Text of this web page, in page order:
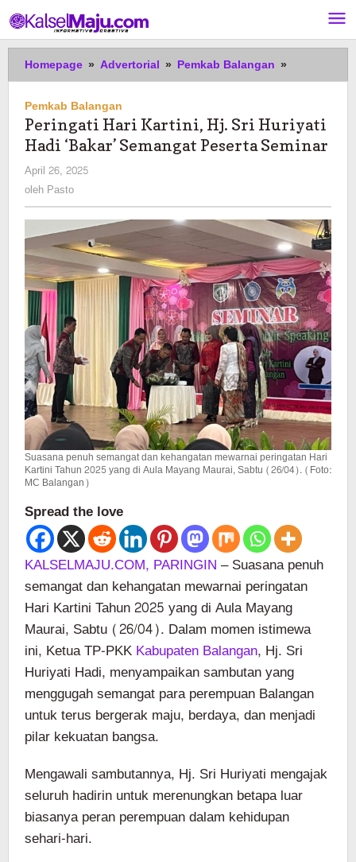
ke
konten
Homepage » Advertorial » Pemkab Balangan »
Hari
Hj.
Sri
Huriyati
Peserta
Seminar
Pemkab Balangan
Peringati Hari Kartini, Hj. Sri Huriyati
Hadi ‘Bakar’ Semangat Peserta Seminar
April 26, 2025
oleh Pasto
Suasana penuh semangat dan kehangatan mewarnai peringatan Hari
Kartini Tahun 2025 yang di Aula Mayang Maurai, Sabtu (26/04). (Foto:
MC Balangan)
Spread the love
KALSELMAJU.COM, PARINGIN– Suasana penuh
semangat dan kehangatan mewarnai peringatan
Hari Kartini Tahun 2025 yang di Aula Mayang
Maurai, Sabtu (26/04). Dalam momen istimewa
ini, Ketua TP-PKKKabupaten Balangan, Hj. Sri
Huriyati Hadi, menyampaikan sambutan yang
menggugah semangat para perempuan Balangan
untuk terus bergerak maju, berdaya, dan menjadi
pilar kekuatan bangsa.
Mengawali sambutannya, Hj. Sri Huriyati mengajak
seluruh hadirin untuk merenungkan betapa luar
biasanya peran perempuan dalam kehidupan
sehari-hari.